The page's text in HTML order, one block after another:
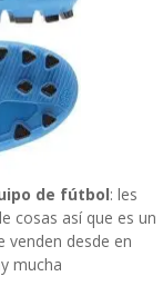
de fútbol: les
cosas así que es un
venden desde en
mucha